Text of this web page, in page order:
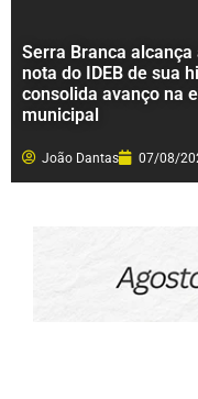
Serra Branca alcança
nota do IDEB de sua
consolida avanço na
municipal
João Dantas 07/08/